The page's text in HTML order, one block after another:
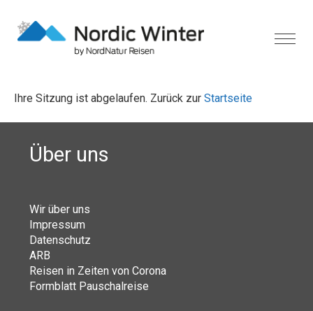
Ihre Sitzung ist abgelaufen. Zurück zur Startseite
Über uns
Wir über uns
Impressum
Datenschutz
ARB
Reisen in Zeiten von Corona
Formblatt Pauschalreise